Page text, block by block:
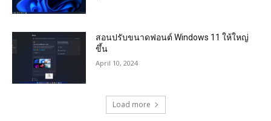
สอนปรับขนาดฟอนต์ Windows 11 ให้ใหญ่
ขึ้น
April 10, 2024
Load more